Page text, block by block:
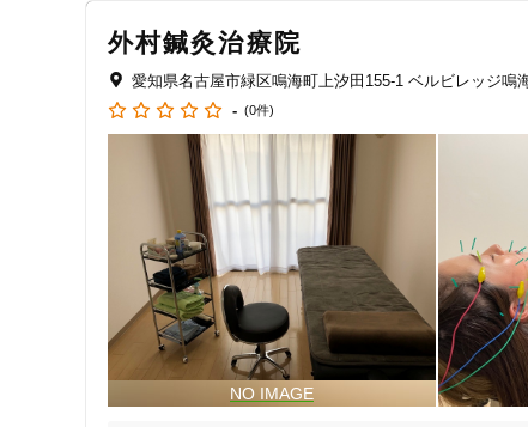
外村鍼灸治療院
愛知県名古屋市緑区鳴海町上汐田155-1 ベルビレッジ鳴
- (0件)